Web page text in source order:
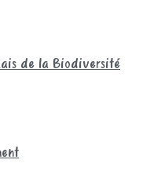
de la Biodiversité